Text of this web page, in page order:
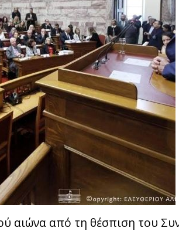
αιώνα από τη θέσπιση του